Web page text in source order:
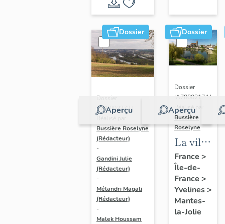
Dossier
Aperçu
Dossier
IA78002272 |
Bussière Roselyne
(Rédacteur)
-
Gandini Julie
(Rédacteur)
-
Mélandri Magali
(Rédacteur)
-
Malek Houssam
Dossier
Aperçu
Dossier
IA78002174 |
Réalisé par
Bussière
Roselyne
La ville
de
Mantes-
la-Jolie
France >
Île-de-
France >
Yvelines>
Mantes-
la-Jolie